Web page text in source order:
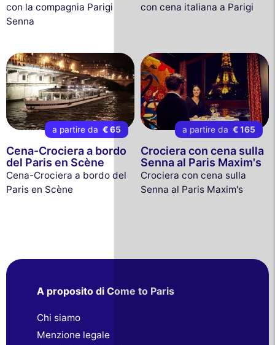
con la compagnia Parigi
Senna
con cena italiana a Parigi
a partire da € 65
Cena-Crociera a bordo
del Paris en Scène
Cena-Crociera a bordo del
Paris en Scène
a partire da € 165
Crociera con cena sulla
Senna al Paris Maxim's
Crociera con cena sulla
Senna al Paris Maxim's
A proposito di Come to Paris
Chi siamo
Menzione legale